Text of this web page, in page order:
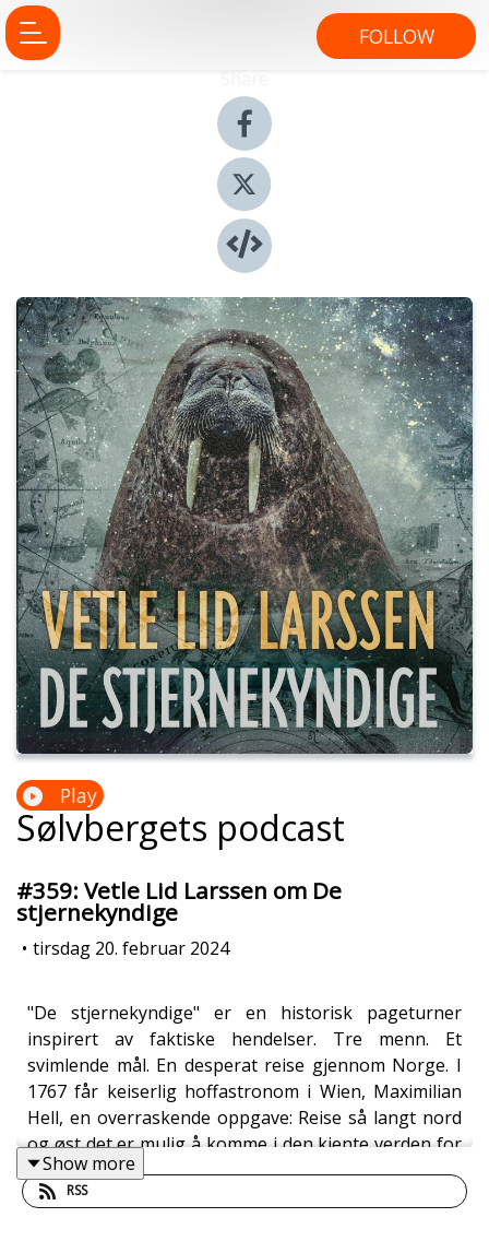
FOLLOW
Play
Sølvbergets podcast
#359: Vetle Lid Larssen om De
stjernekyndige
• tirsdag 20. februar 2024
"De stjernekyndige" er en historisk pageturner
inspirert av faktiske hendelser. Tre menn. Et
svimlende mål. En desperat reise gjennom Norge. I
1767 får keiserlig hoffastronom i Wien, Maximilian
Hell, en overraskende oppgave: Reise så langt nord
og øst det er mulig å komme i den kjente verden for
å observere Venuspassasjen. Det er en ferd på 5000
kilometer, under brutale forhold, til klodens mest
Show more
RSS